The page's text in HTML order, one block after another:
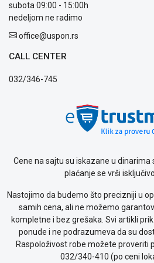
Politika
privatnosti
o
kolačićima
garancije
subota 09:00 - 15:00h
nedeljom ne radimo
office@uspon.rs
CALL CENTER
032/346-745
Cene na sajtu su iskazane u
plaćanje se vrši
Nastojimo da budemo što precizniji u
samih cena, ali ne možemo
kompletne i bez grešaka. Svi artikli
ponude i ne podrazumeva da su
Raspoloživost robe možete proveriti
032/340-410 (po ceni